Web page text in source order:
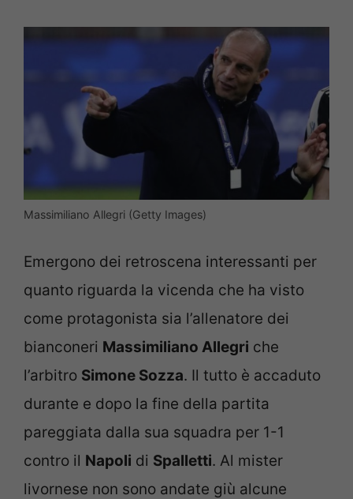
Massimiliano Allegri (Getty Images)
Emergono dei retroscena interessanti per
quanto riguarda la vicenda che ha visto
come protagonista sia l’allenatore dei
bianconeri Massimiliano Allegri che
l’arbitro Simone Sozza. Il tutto è accaduto
durante e dopo la fine della partita
pareggiata dalla sua squadra per 1-1
contro il Napoli di Spalletti. Al mister
livornese non sono andate giù alcune